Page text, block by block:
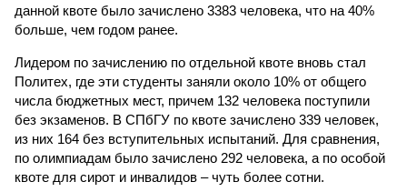
данной квоте было зачислено 3383 человека, что на 40%
больше, чем годом ранее.
Лидером по зачислению по отдельной квоте вновь стал
Политех, где эти студенты заняли около 10% от общего
числа бюджетных мест, причем 132 человека поступили
без экзаменов. В СПбГУ по квоте зачислено 339 человек,
из них 164 без вступительных испытаний. Для сравнения,
по олимпиадам было зачислено 292 человека, а по особой
квоте для сирот и инвалидов – чуть более сотни.